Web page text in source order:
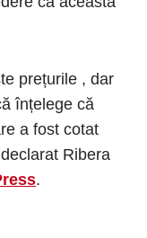
prețurile , dar
înțelege că
a fost cotat
Ribera
.